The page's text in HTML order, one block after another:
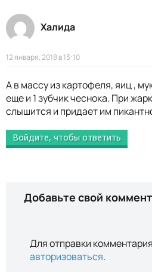
Халида
12 января, 2018 в 13:10
А в массу из картофеля, яиц ,
еще и 1 зубчик чеснока. При
слышится и придает им
Войдите, чтобы ответить
Добавьте свой
Для отправки
авторизоваться.